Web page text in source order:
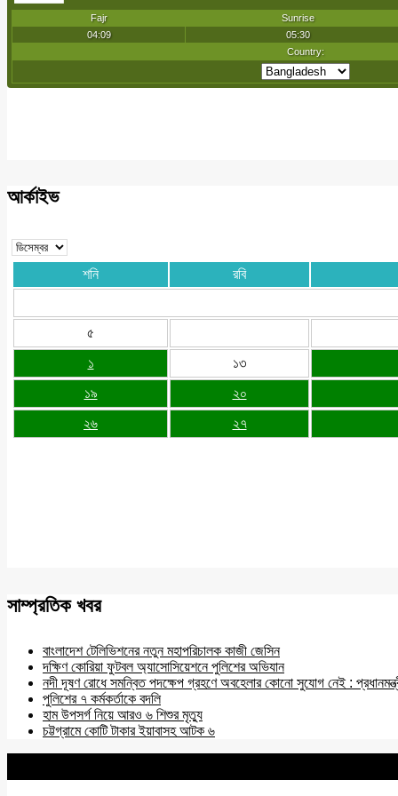
আর্কাইভ
শনি রবি
৫
১
১৩
১৯
২০
২৬
২৭
সাম্প্রতিক খবর
বাংলাদেশ টেলিভিশনের নতুন মহাপরিচালক কাজী জেসিন
দক্ষিণ কোরিয়া ফুটবল অ্যাসোসিয়েশনে পুলিশের অভিযান
নদী দূষণ রোধে সমন্বিত পদক্ষেপ গ্রহণে অবহেলার কোনো সুযোগ নেই :
পুলিশের ৭ কর্মকর্তাকে বদলি
হাম উপসর্গ নিয়ে আরও ৬ শিশুর মৃত্যু
চট্টগ্রামে কোটি টাকার ইয়াবাসহ আটক ৬